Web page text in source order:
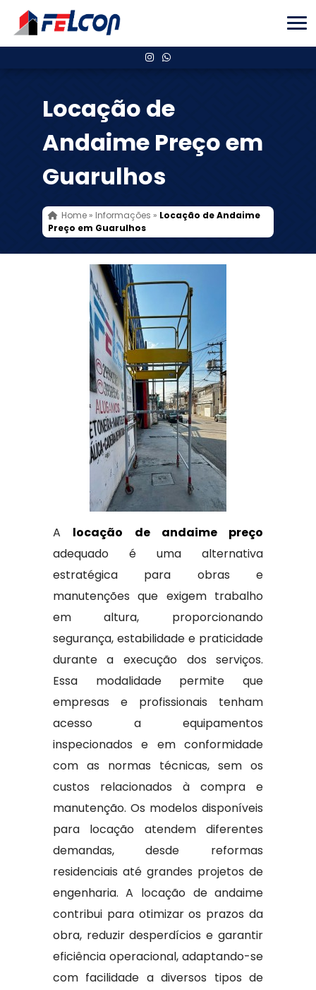
Locação de
Andaime Preço em
Guarulhos
Home» Informações » Locação de Andaime
Preço em Guarulhos
A locação de andaime preço
adequado é uma alternativa
estratégica para obras e
manutenções que exigem trabalho
em altura, proporcionando
segurança, estabilidade e praticidade
durante a execução dos serviços.
Essa modalidade permite que
empresas e profissionais tenham
acesso a equipamentos
inspecionados e em conformidade
com as normas técnicas, sem os
custos relacionados à compra e
manutenção. Os modelos disponíveis
para locação atendem diferentes
demandas, desde reformas
residenciais até grandes projetos de
engenharia. A locação de andaime
contribui para otimizar os prazos da
obra, reduzir desperdícios e garantir
eficiência operacional, adaptando-se
com facilidade a diversos tipos de